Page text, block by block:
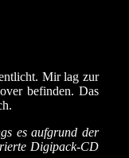
Mir lag zur
befinden. Das
es aufgrund der
Digipack-CD